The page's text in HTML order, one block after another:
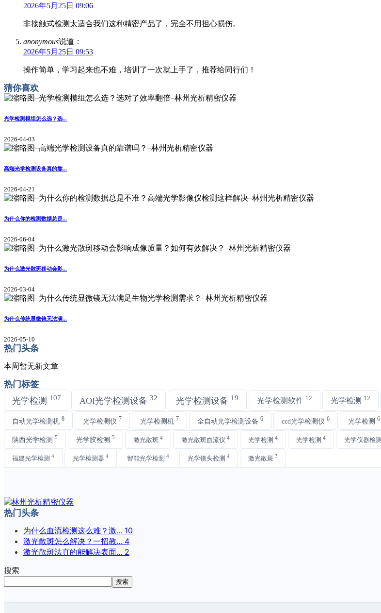
2026年5月25日 09:06
非接触式检测太适合我们这种精密产品了，完全不用担心损伤。
anonymous说道：
2026年5月25日 09:53
操作简单，学习起来也不难，培训了一次就上手了，推荐给同行们！
猜你喜欢
光学检测模组怎么选？选...
2026-04-03
高端光学检测设备真的靠...
2026-04-21
为什么你的检测数据总是...
2026-06-04
为什么激光散斑移动会影...
2026-03-04
为什么传统显微镜无法满...
2026-05-10
热门头条
本周暂无新文章
热门标签
光学检测
107 AOI光学检测设备 32 光学检测设备 19 光学检测软件 12 光学检测 12
自动光学检测机 8 光学检测仪 7 光学检测机 7 全自动光学检测设备 6 ccd光学检测仪 6 光学检测 6
陕西光学检测 5 光学胶检测 5 激光散斑 4 激光散斑血流仪 4 光学检测 4 光学检测 4 光学仪器检测
福建光学检测 4 光学检测器 4 智能光学检测 4 光学镜头检测 4 激光散斑 3
热门头条
为什么血流检测这么难？激... 10
激光散斑怎么解决？一招教... 4
激光散斑法真的能解决表面... 2
搜索
搜索